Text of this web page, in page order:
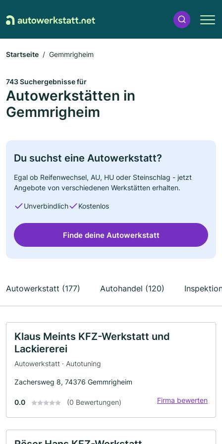
Startseite Gemmrigheim
743 Suchergebnisse für
Autowerkstätten in
Gemmrigheim
Du suchst eine Autowerkstatt?
Egal ob Reifenwechsel, AU, HU oder Steinschlag - jetzt
Angebote von verschiedenen Werkstätten erhalten.
Unverbindlich Kostenlos
Finde deine Autowerkstatt
Autowerkstatt (177) Autohandel (120)
Klaus Meints KFZ-Werkstatt und
Lackiererei
Autowerkstatt · Autotuning
Zachersweg 8, 74376 Gemmrigheim
0.0 (0 Bewertungen) Firma bewerten